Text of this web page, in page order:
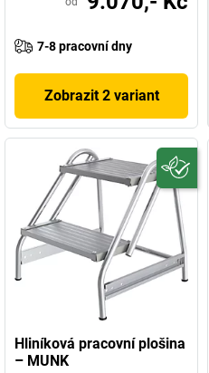
7-8 pracovní dny
Zobrazit 2 variant
Hliníková pracovní plošina
– MUNK